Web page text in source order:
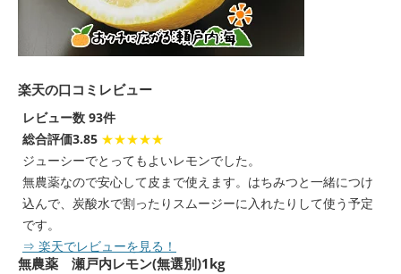
楽天の口コミレビュー
レビュー数 93件
総合評価3.85 ★★★★★
ジューシーでとってもよいレモンでした。
無農薬なので安心して皮まで使えます。はちみつと一緒につけ
込んで、炭酸水で割ったりスムージーに入れたりして使う予定
です。
⇒ 楽天でレビューを見る！
無農薬 瀬戸内レモン(無選別)1kg